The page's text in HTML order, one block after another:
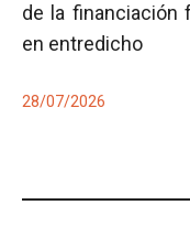
de la financiación
en entredicho
28/07/2026